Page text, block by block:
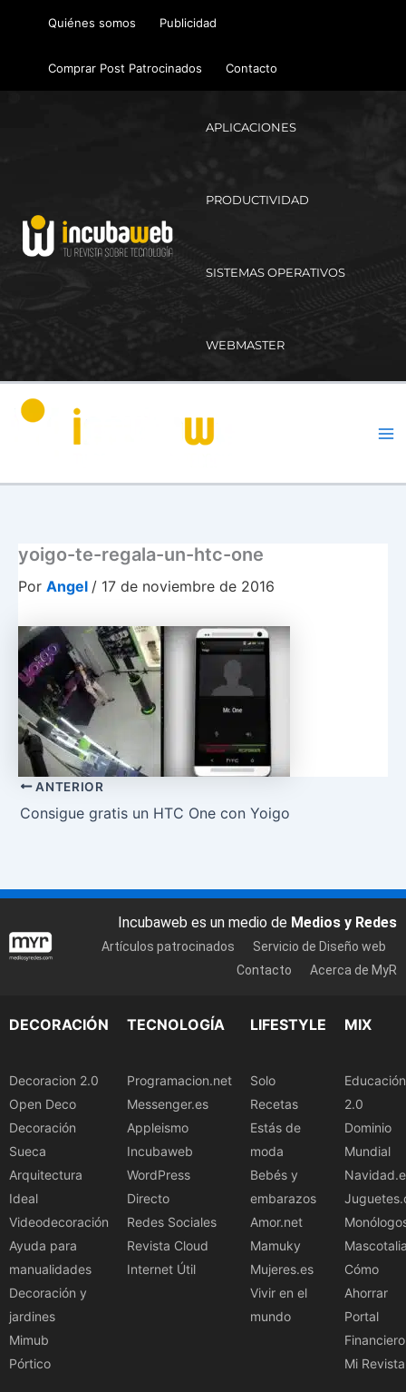
Quiénes somos Publicidad
Comprar Post Patrocinados Contacto
APLICACIONES
PRODUCTIVIDAD
SISTEMAS OPERATIVOS
WEBMASTER
yoigo-te-regala-un-htc-one
Por Angel / 17 de noviembre de 2016
ANTERIOR
Consigue gratis un HTC One con Yoigo
Incubaweb es un medio de Medios y Redes
Artículos patrocinados
Servicio de Diseño web
Contacto
Acerca de MyR
DECORACIÓN
Decoracion 2.0
Open Deco
Decoración
Sueca
Arquitectura
Ideal
Videodecoración
Ayuda para
manualidades
Decoración y
jardines
Mimub
Pórtico
TECNOLOGÍA
Programacion.net
Messenger.es
Appleismo
Incubaweb
WordPress
Directo
Redes Sociales
Revista Cloud
Internet Útil
LIFESTYLE
Solo
Recetas
Estás de
moda
Bebés y
embarazos
Amor.net
Mamuky
Mujeres.es
Vivir en el
mundo
MIX
Educación
2.0
Dominio
Mundial
Cómo
Ahorrar
Portal
Financiero
Mi Revista